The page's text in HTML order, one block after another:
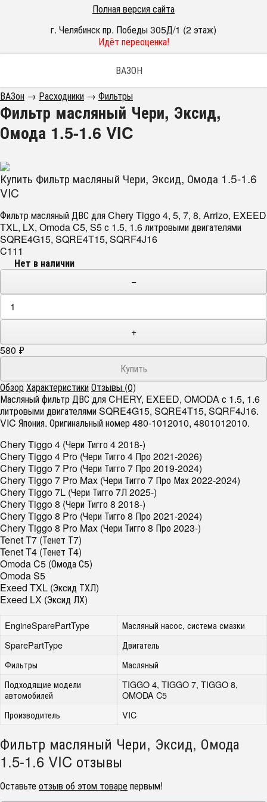
Полная версия сайта
г. Челябинск пр. Победы 305Д/1 (2 этаж)
Идёт переоценка!
ВАЗОН
ВАЗон → Расходники → Фильтры
Фильтр масляный Чери, Эксид,
Омода 1.5-1.6 VIC
Купить Фильтр масляный Чери, Эксид, Омода 1.5-1.6
VIC
Фильтр масляный ДВС для Chery Tiggo 4, 5, 7, 8, Arrizo, EXEED
TXL, LX, Omoda C5, S5 с 1.5, 1.6 литровыми двигателями
SQRE4G15, SQRE4T15, SQRF4J16
C111
Нет в наличии
−
+
580 ₽
ОбзорХарактеристикиОтзывы (0)
Масляный фильтр ДВС для CHERY, EXEED, OMODA с 1.5, 1.6
литровыми двигателями SQRE4G15, SQRE4T15, SQRF4J16.
VIC Япония. Оригинальный номер 480-1012010, 4801012010.
Chery Tiggo 4 (Чери Тигго 4 2018-)
Chery Tiggo 4 Pro (Чери Тигго 4 Про 2021-2026)
Chery Tiggo 7 Pro (Чери Тигго 7 Про 2019-2024)
Chery Tiggo 7 Pro Max (Чери Тигго 7 Про Мах 2022-2024)
Chery Tiggo 7L (Чери Тигго 7Л 2025-)
Chery Tiggo 8 (Чери Тигго 8 2018-)
Chery Tiggo 8 Pro (Чери Тигго 8 Про 2021-2024)
Chery Tiggo 8 Pro Max (Чери Тигго 8 Про 2023-)
Tenet T7 (Тенет Т7)
Tenet T4 (Тенет Т4)
Omoda C5 (Омода С5)
Omoda S5
Exeed TXL (Эксид ТХЛ)
Exeed LX (Эксид ЛХ)
EngineSparePartType
Масляный насос, система смазки
SparePartType
Двигатель
Фильтры
Масляный
Подходящие модели
автомобилей
TIGGO 4, TIGGO 7, TIGGO 8,
OMODA C5
Производитель
VIC
Фильтр масляный Чери, Эксид, Омода
1.5-1.6 VIC отзывы
Оставьтеотзыв об этом товарепервым!